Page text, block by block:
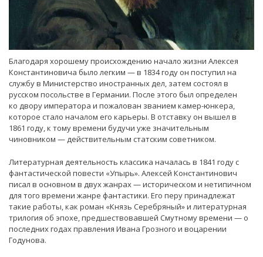
Благодаря хорошему происхождению начало жизни Алексея
Константиновича было легким — в 1834 году он поступил на
службу в Министерство иностранных дел, затем состоял в
русском посольстве в Германии. После этого был определен
ко двору императора и пожалован званием камер-юнкера,
которое стало началом его карьеры. В отставку он вышел в
1861 году, к тому времени будучи уже значительным
чиновником — действительным статским советником.
Литературная деятельность классика началась в 1841 году с
фантастической повести «Упырь». Алексей Константинович
писал в основном в двух жанрах — историческом и нетипичном
для того времени жанре фантастики. Его перу принадлежат
такие работы, как роман «Князь Серебряный» и литературная
трилогия об эпохе, предшествовавшей Смутному времени — о
последних годах правления Ивана Грозного и воцарении
Годунова.